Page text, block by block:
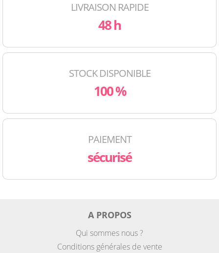
LIVRAISON RAPIDE
48 h
STOCK DISPONIBLE
100 %
PAIEMENT
sécurisé
A PROPOS
Qui sommes nous ?
Conditions générales de vente